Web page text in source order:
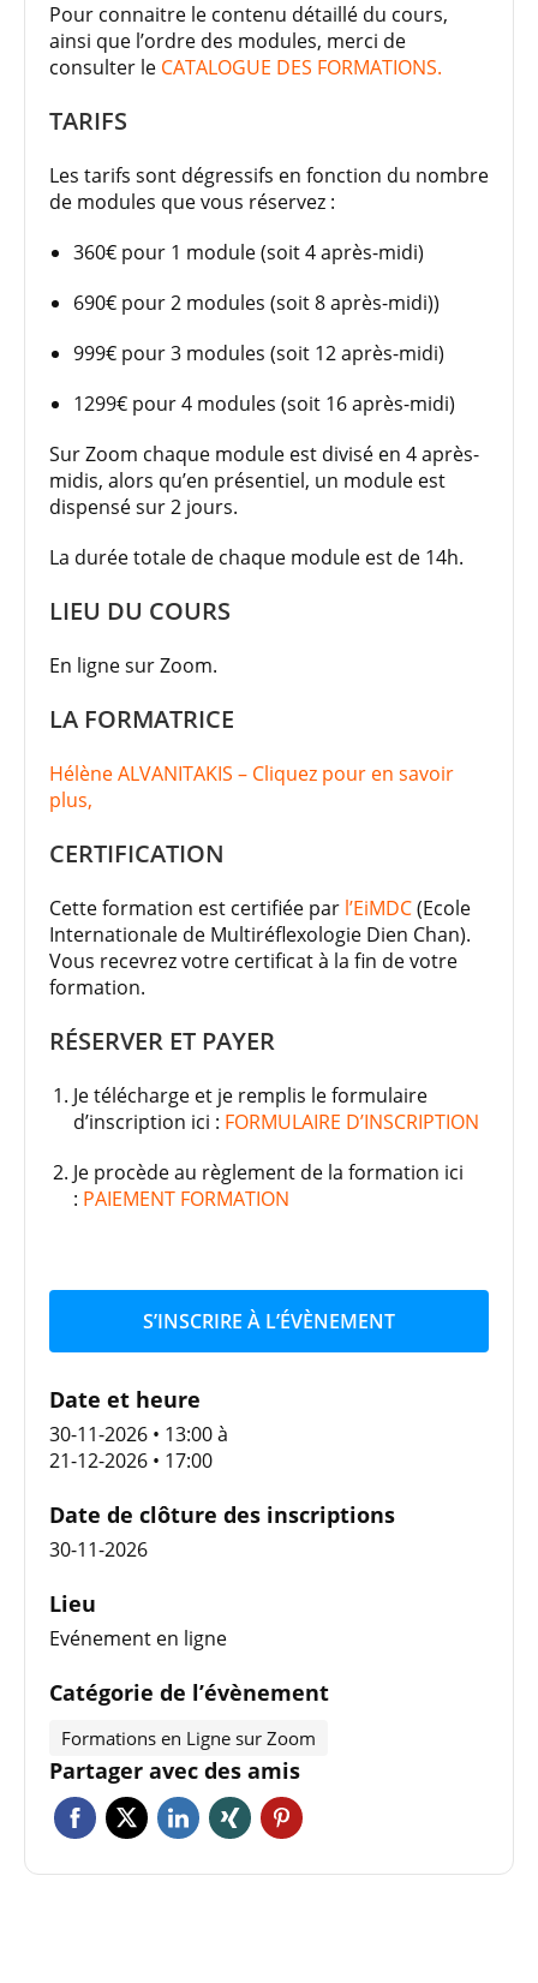
Pour connaitre le contenu détaillé du cours,
ainsi que l’ordre des modules, merci de
consulter le CATALOGUE DES FORMATIONS.
TARIFS
Les tarifs sont dégressifs en fonction du nombre
de modules que vous réservez :
360€ pour 1 module (soit 4 après-midi)
690€ pour 2 modules (soit 8 après-midi))
999€ pour 3 modules (soit 12 après-midi)
1299€ pour 4 modules (soit 16 après-midi)
Sur Zoom chaque module est divisé en 4 après-
midis, alors qu’en présentiel, un module est
dispensé sur 2 jours.
La durée totale de chaque module est de 14h.
LIEU DU COURS
En ligne sur Zoom.
LA FORMATRICE
Hélène ALVANITAKIS – Cliquez pour en savoir
plus,
CERTIFICATION
Cette formation est certifiée par l’EiMDC(Ecole
Internationale de Multiréflexologie Dien Chan).
Vous recevrez votre certificat à la fin de votre
formation.
RÉSERVER ET PAYER
Je télécharge et je remplis le formulaire
d’inscription ici : FORMULAIRE D’INSCRIPTION
Je procède au règlement de la formation ici
: PAIEMENT FORMATION
S’INSCRIRE À L’ÉVÈNEMENT
Date et heure
30-11-2026 • 13:00à
21-12-2026 • 17:00
Date de clôture des inscriptions
30-11-2026
Lieu
Evénement en ligne
Catégorie de l’évènement
Formations en Ligne sur Zoom
Partager avec des amis